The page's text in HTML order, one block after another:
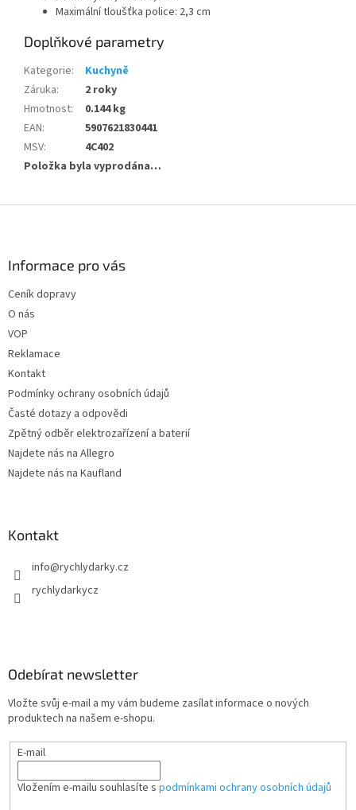
Maximální tloušťka police: 2,3 cm
Doplňkové parametry
Kategorie:
Kuchyně
Záruka:
2 roky
Hmotnost:
0.144 kg
EAN:
5907621830441
MSV:
4C402
Položka byla vyprodána…
Informace pro vás
Ceník dopravy
O nás
VOP
Reklamace
Kontakt
Podmínky ochrany osobních údajů
Časté dotazy a odpovědi
Zpětný odběr elektrozařízení a baterií
Najdete nás na Allegro
Najdete nás na Kaufland
Kontakt
info@rychlydarky.cz
rychlydarkycz
Odebírat newsletter
Vložte svůj e-mail a my vám budeme zasílat informace o nových
produktech na našem e-shopu.
E-mail
Vložením e-mailu souhlasíte s podmínkami ochrany osobních údajů